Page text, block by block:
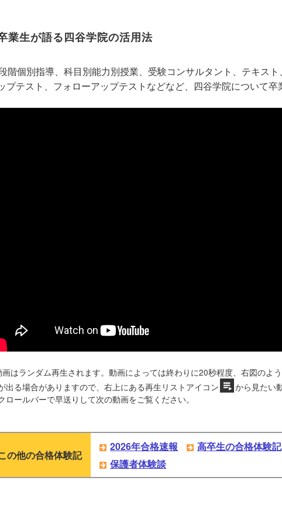
業生が語る四谷学院の活用法
階個別指導、科目別能力別授業、受験コンサルタント、テキス
プテスト、フォローアップテストなどなど、四谷学院について卒
画はランダム再生されます。動画によっては終わりに20秒程度、右図のよ
出る場合がありますので、右上にある再生リストアイコン
から見たい
ロールバーで早送りして次の動画をご覧ください。
の他の合格体験記
2026年合格速報 高卒生の合格体験記
保護者体験談